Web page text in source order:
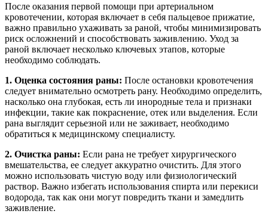
После оказания первой помощи при артериальном
кровотечении, которая включает в себя пальцевое прижатие,
важно правильно ухаживать за раной, чтобы минимизировать
риск осложнений и способствовать заживлению. Уход за
раной включает несколько ключевых этапов, которые
необходимо соблюдать.
1. Оценка состояния раны: После остановки кровотечения
следует внимательно осмотреть рану. Необходимо определить,
насколько она глубокая, есть ли инородные тела и признаки
инфекции, такие как покраснение, отек или выделения. Если
рана выглядит серьезной или не заживает, необходимо
обратиться к медицинскому специалисту.
2. Очистка раны: Если рана не требует хирургического
вмешательства, ее следует аккуратно очистить. Для этого
можно использовать чистую воду или физиологический
раствор. Важно избегать использования спирта или перекиси
водорода, так как они могут повредить ткани и замедлить
заживление.